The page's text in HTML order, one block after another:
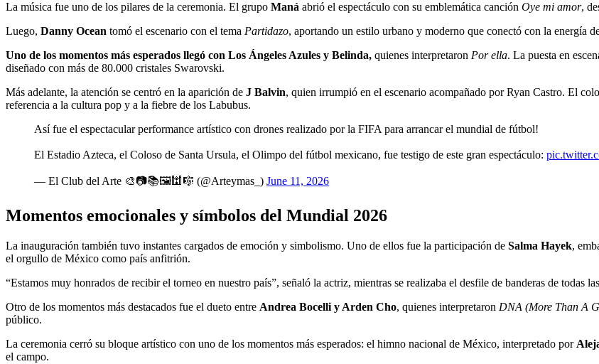
La música fue uno de los pilares de la ceremonia. El grupo Maná abrió el espectáculo con su emblemática canción Oye mi amor,
Luego, Danny Ocean tomó el escenario con el tema Partidazo, aportando un estilo urbano y moderno que conectó con la energía
Uno de los momentos más esperados llegó con Los Ángeles Azules y Belinda, quienes interpretaron Por ella. La puesta en
diseñado con más de 80.000 cristales Swarovski.
Más adelante, la atención se centró en la aparición de J Balvin, quien irrumpió en el escenario acompañado por Ryan Castro. El
referencia a la cultura pop y a la fiebre de los Labubus.
Así fue el espectacular performance artístico con drones realizado por la FIFA para arrancar el mundial de fútbol!
El Estadio Azteca, el Coloso de Santa Ursula, el Olimpo del fútbol mexicano, fue testigo de este gran espectáculo:
— El Club del Arte 🎨📷📚🖼🕍🎼 (@Arteymas_) June 11, 2026
Momentos emocionales y símbolos del Mundial 2026
La inauguración también tuvo instantes cargados de emoción y simbolismo. Uno de ellos fue la participación de Salma Hayek,
el orgullo de México como país anfitrión.
“Estamos muy honrados de recibir el torneo en nuestro país”, señaló la actriz, mientras se realizaba el desfile de banderas de todas
Otro de los momentos más destacados fue el dueto entre Andrea Bocelli y Arden Cho, quienes interpretaron DNA (More Than A
público.
La ceremonia cerró su bloque artístico con uno de los momentos más esperados: el himno nacional de México, interpretado por
el campo.